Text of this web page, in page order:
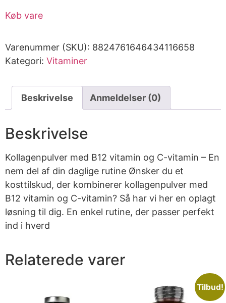
Køb vare
Varenummer (SKU): 8824761646434116658
Kategori: Vitaminer
Beskrivelse Anmeldelser (0)
Beskrivelse
Kollagenpulver med B12 vitamin og C-vitamin – En
nem del af din daglige rutine Ønsker du et
kosttilskud, der kombinerer kollagenpulver med
B12 vitamin og C-vitamin? Så har vi her en oplagt
løsning til dig. En enkel rutine, der passer perfekt
ind i hverd
Relaterede varer
Tilbud!